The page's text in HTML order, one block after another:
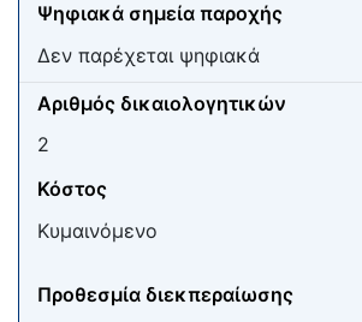
Ψηφιακά σημεία παροχής
Δεν παρέχεται ψηφιακά
Αριθμός δικαιολογητικών
2
Κόστος
Κυμαινόμενο
Προθεσμία διεκπεραίωσης